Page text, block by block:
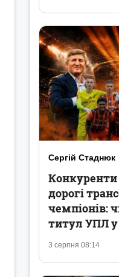
Сергій Стаднюк
3 серпня 08:14
Конкуренти
дорогі
чемпіонів:
титул УПЛ у